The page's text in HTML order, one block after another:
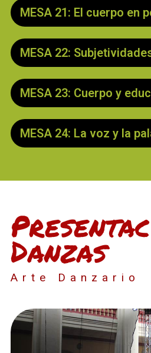
MESA 21: El cuerpo en
MESA 22:
MESA 23: Cuerpo y
MESA 24: La voz y la
Danzas
Arte Danzario